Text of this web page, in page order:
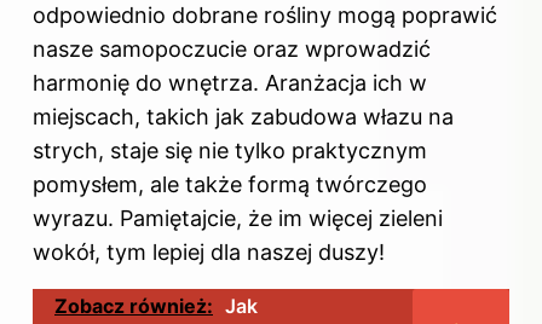
odpowiednio dobrane rośliny mogą poprawić
nasze samopoczucie oraz wprowadzić
harmonię do wnętrza. Aranżacja ich w
miejscach, takich jak zabudowa włazu na
strych, staje się nie tylko praktycznym
pomysłem, ale także formą twórczego
wyrazu. Pamiętajcie, że im więcej zieleni
wokół, tym lepiej dla naszej duszy!
Zobacz również: Jak